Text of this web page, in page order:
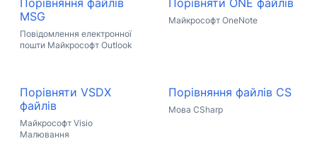
Порівняння файлів
MSG
Повідомлення електронної
пошти Майкрософт Outlook
Порівняти ONE файлів
Майкрософт OneNote
Порівняти VSDX
файлів
Майкрософт Visio
Малювання
Порівняння файлів CS
Мова CSharp